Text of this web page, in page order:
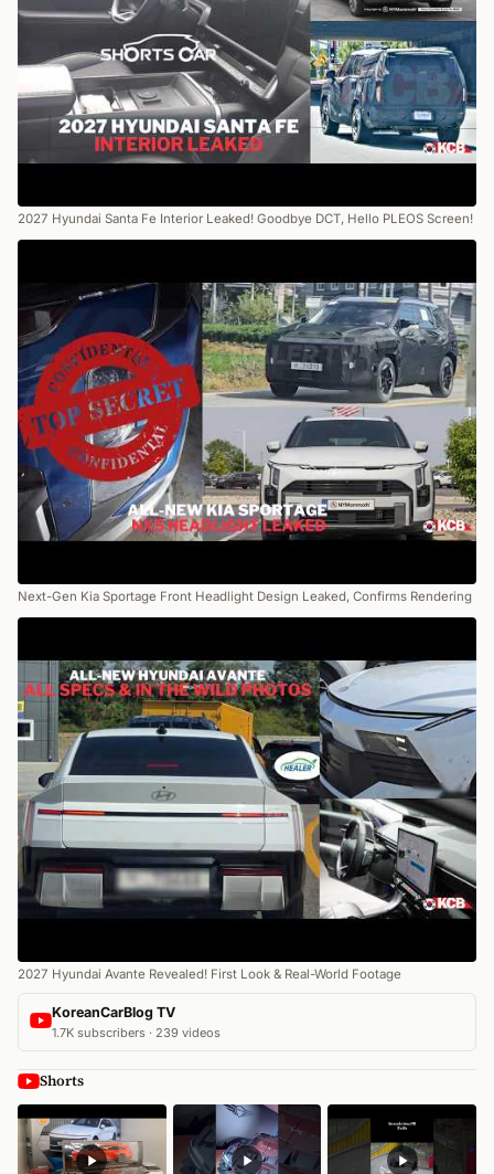
2027 Hyundai Santa Fe Interior Leaked! Goodbye DCT, Hello PLEOS Screen!
Next-Gen Kia Sportage Front Headlight Design Leaked, Confirms Rendering
2027 Hyundai Avante Revealed! First Look & Real-World Footage
KoreanCarBlog TV
1.7K subscribers · 239 videos
Shorts